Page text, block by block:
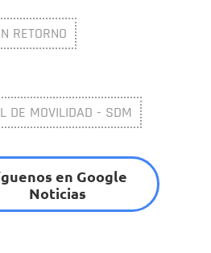
RETORNO
DE MOVILIDAD - SDM
en Google
Noticias